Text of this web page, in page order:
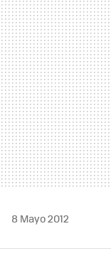
MAIL
8 Mayo 2012